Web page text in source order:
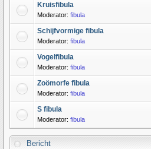
Kruisfibula
Moderator: fibula
Schijfvormige fibula
Moderator: fibula
Vogelfibula
Moderator: fibula
Zoömorfe fibula
Moderator: fibula
S fibula
Moderator: fibula
Bericht